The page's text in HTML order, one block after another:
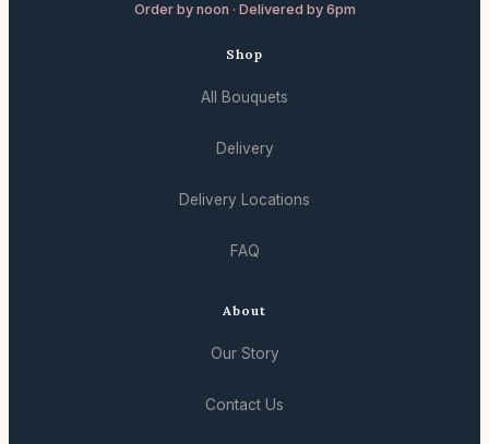
Order by noon · Delivered by 6pm
Shop
All Bouquets
Delivery
Delivery Locations
FAQ
About
Our Story
Contact Us